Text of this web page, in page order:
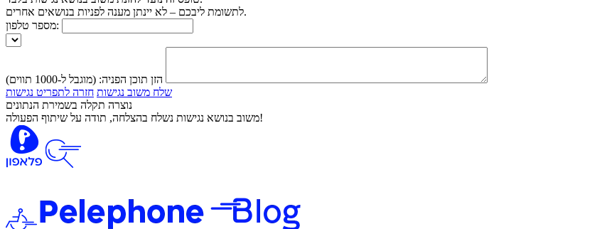
לתשומת ליבכם – לא יינתן מענה לפניות בנושאים אחרים.
מספר טלפון:
הזן תוכן הפניה: (מוגבל ל-1000 תווים)
שלח משוב נגישות חזרה לתפריט נגישות
נוצרה תקלה בשמירת הנתונים
משוב בנושא נגישות נשלח בהצלחה, תודה על שיתוף הפעולה!